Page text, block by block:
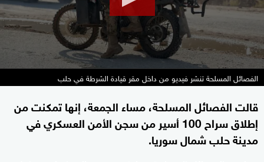
الفصائل المسلحة تنشر فيديو من داخل مقر قيادة الشرطة في حلب
قالت الفصائل المسلحة، مساء الجمعة، إنها تمكنت من
إطلاق سراح 100 أسير من سجن الأمن العسكري في
مدينة حلب شمال سوريا.